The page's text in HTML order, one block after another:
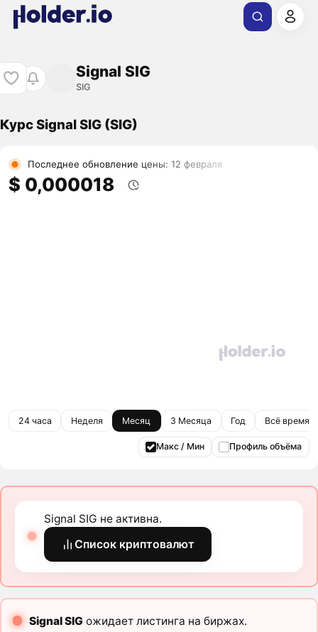
Signal SIG
SIG
Курс Signal SIG (SIG)
Последнее обновление цены: 12 февраля
$ 0,000018
24 часа Неделя Месяц 3 Месяца Год Всё время
Макс / Мин Профиль объёма
Signal SIG не активна.
Список криптовалют
Signal SIGожидает листинга на биржах.